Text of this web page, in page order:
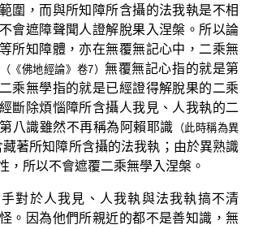
圍，而與所知障所含攝的法我執是不相
會遮障聲聞人證解脫果入涅槃。所以論
所知障體，亦在無覆無記心中，二乘無
（《佛地經論》卷7）無覆無記心指的就是第
乘無學指的就是已經證得解脫果的二乘
斷除煩惱障所含攝人我見、人我執的二
八識雖然不再稱為阿賴耶識 （此時稱為異
藏著所知障所含攝的法我執；由於異熟識
，所以不會遮覆二乘無學入涅槃。
對於人我見、人我執與法我執搞不清
。因為他們所親近的都不是善知識，無